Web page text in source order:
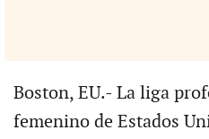
Boston, EU.- La liga
femenino de Estados